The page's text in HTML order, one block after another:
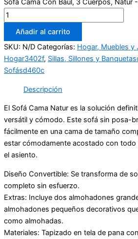
Sofá Cama Con Baúl, 3 Cuerpos, Natur
Añadir al carrito
SKU: N/D Categorías: Hogar, Muebles y
Hogar3402f, Sillas, Sillones y
Sofásd460c
Descripción
El Sofá Cama Natur es la solución
versátil y cómodo. Este sofá sin posa-
fácilmente en una cama de tamaño
estar cómodamente acostado con todo
el asiento.
Diseño Convertible: Se transforma de
completo sin esfuerzo.
Extras: Incluye dos almohadones
almohadones pequeños decorativos
como almohadas.
Materiales: Tapizado en tela de pana